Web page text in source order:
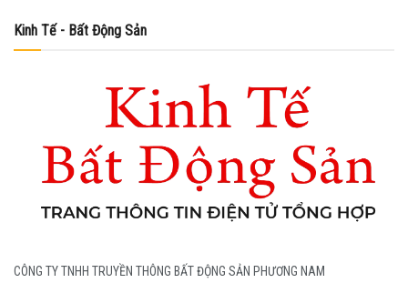
Kinh Tế - Bất Động Sản
CÔNG TY TNHH TRUYỀN THÔNG BẤT ĐỘNG SẢN PHƯƠNG NAM